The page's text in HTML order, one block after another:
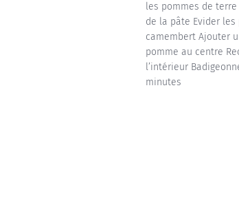
les pommes de
de la pâte Evider
camembert Ajouter
pomme au centre
l’intérieur
minutes